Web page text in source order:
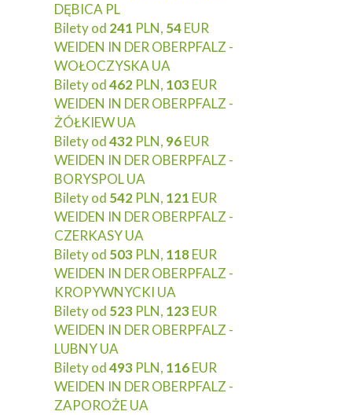
DĘBICA PL
Bilety od 241 PLN, 54EUR
WEIDEN IN DER OBERPFALZ -
WOŁOCZYSKA UA
Bilety od462 PLN, 103EUR
WEIDEN IN DER OBERPFALZ -
ŻÓŁKIEW UA
Bilety od432 PLN, 96EUR
WEIDEN IN DER OBERPFALZ -
BORYSPOL UA
Bilety od 542 PLN, 121 EUR
WEIDEN IN DER OBERPFALZ -
CZERKASY UA
Bilety od 503 PLN, 118EUR
WEIDEN IN DER OBERPFALZ -
KROPYWNYCKI UA
Bilety od 523 PLN, 123EUR
WEIDEN IN DER OBERPFALZ -
LUBNY UA
Bilety od493 PLN, 116EUR
WEIDEN IN DER OBERPFALZ -
ZAPOROŻE UA